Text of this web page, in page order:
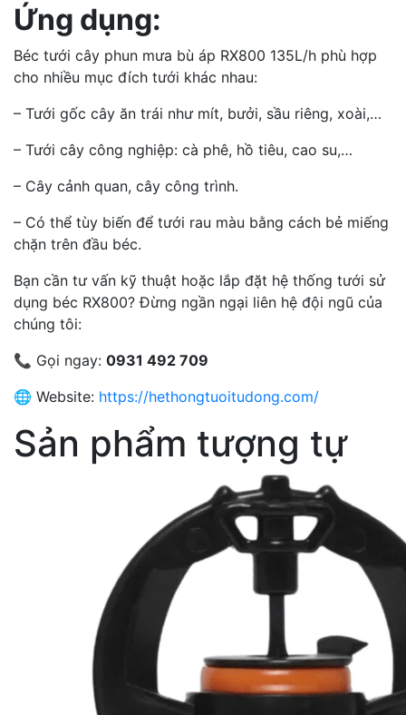
Ứng dụng:
Béc tưới cây phun mưa bù áp RX800 135L/h phù hợp
cho nhiều mục đích tưới khác nhau:
– Tưới gốc cây ăn trái như mít, bưởi, sầu riêng, xoài,…
– Tưới cây công nghiệp: cà phê, hồ tiêu, cao su,…
– Cây cảnh quan, cây công trình.
– Có thể tùy biến để tưới rau màu bằng cách bẻ miếng
chặn trên đầu béc.
Bạn cần tư vấn kỹ thuật hoặc lắp đặt hệ thống tưới sử
dụng béc RX800? Đừng ngần ngại liên hệ đội ngũ của
chúng tôi:
📞 Gọi ngay: 0931 492 709
🌐 Website: https://hethongtuoitudong.com/
Sản phẩm tượng tự